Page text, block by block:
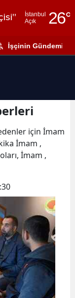
İstanbul
Açık
26°
Adıyaman
Ankara
Antalya
Balıkesir
Bilecik
Bingöl
Bitlis
Bolu
İşçinin Gündemi
için İmam
İmam ,
İmam ,